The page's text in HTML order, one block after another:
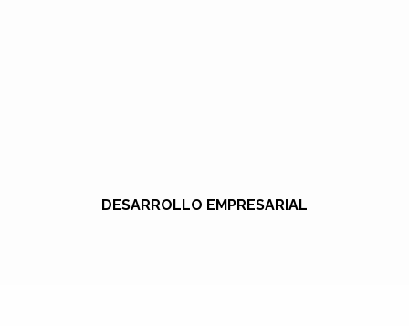
DESARROLLO EMPRESARIAL